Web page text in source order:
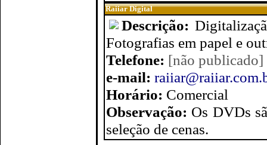
Raiiar Digital
Descrição:
Fotografias em papel e
Telefone: [não publicado]
e-mail:
Horário: Comercial
Observação: Os DVDs
seleção de cenas.